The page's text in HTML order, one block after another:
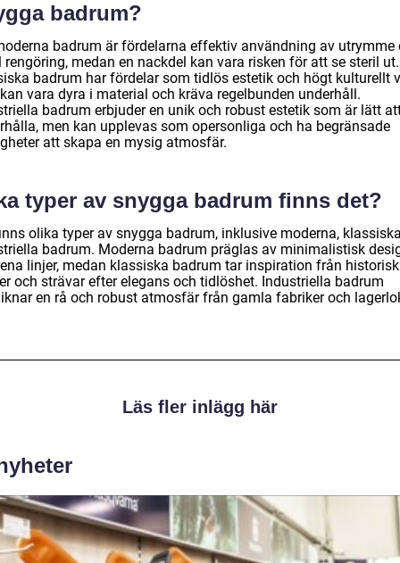
badrum?
badrum är fördelarna effektiv användning av utrymme
rengöring, medan en nackdel kan vara risken för att se steril ut.
badrum har fördelar som tidlös estetik och högt kulturellt
vara dyra i material och kräva regelbunden underhåll.
badrum erbjuder en unik och robust estetik som är lätt
men kan upplevas som opersonliga och ha begränsade
att skapa en mysig atmosfär.
typer av snygga badrum finns det?
olika typer av snygga badrum, inklusive moderna,
badrum. Moderna badrum präglas av minimalistisk
linjer, medan klassiska badrum tar inspiration från
och strävar efter elegans och tidlöshet. Industriella badrum
en rå och robust atmosfär från gamla fabriker och
Läs fler inlägg här